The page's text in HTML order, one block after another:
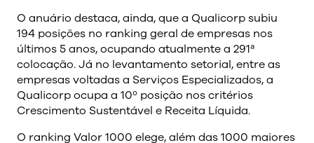
O anuário destaca, ainda, que a Qualicorp subiu
194 posições no ranking geral de empresas nos
últimos 5 anos, ocupando atualmente a 291ª
colocação. Já no levantamento setorial, entre as
empresas voltadas a Serviços Especializados, a
Qualicorp ocupa a 10º posição nos critérios
Crescimento Sustentável e Receita Líquida.
O ranking Valor 1000 elege, além das 1000 maiores